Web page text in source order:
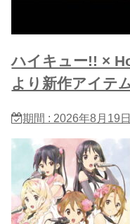
ハイキュー!! ×
より新作アイテ
期間 : 2026年8月19